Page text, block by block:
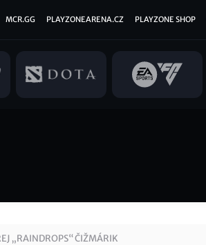
MCR.GG PLAYZONEARENA.CZ PLAYZONE SHOP
„RAINDROPS“ ČIŽMÁRIK